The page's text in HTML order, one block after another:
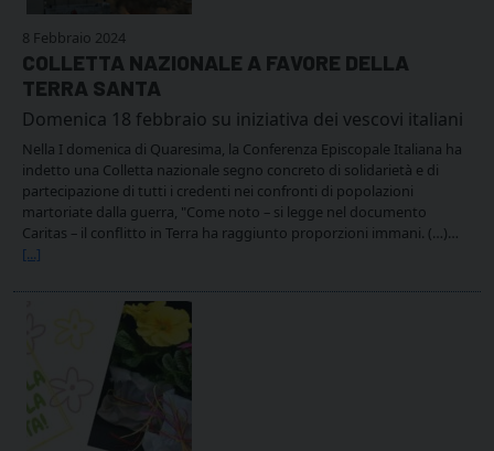
8 Febbraio 2024
COLLETTA NAZIONALE A FAVORE DELLA
TERRA SANTA
Domenica 18 febbraio su iniziativa dei vescovi italiani
Nella I domenica di Quaresima, la Conferenza Episcopale Italiana ha
indetto una Colletta nazionale segno concreto di solidarietà e di
partecipazione di tutti i credenti nei confronti di popolazioni
martoriate dalla guerra, "Come noto – si legge nel documento
Caritas – il conflitto in Terra ha raggiunto proporzioni immani. (…)…
[...]